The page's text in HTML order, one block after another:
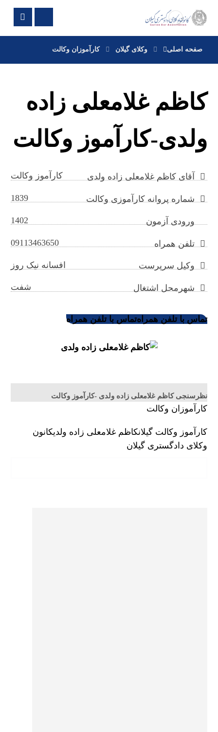
صفحه اصلی وکلای گیلان کارآموزان وکالت
کاظم غلامعلی زاده
ولدی-کارآموز وکالت
آقای کاظم غلامعلی زاده ولدی کارآموز وکالت
شماره پروانه کارآموزی وکالت 1839
ورودی آزمون 1402
تلفن همراه 09113463650
وکیل سرپرست افسانه نیک روز
شهرمحل اشتغال شفت
تماس با تلفن همراهتماس با تلفن همراه
نظرسنجی کاظم غلامعلی زاده ولدی -کارآموز وکالت
کارآموزان وکالت
کارآموز وکالت گیلانکاظم غلامعلی زاده ولدیکانون
وکلای دادگستری گیلان